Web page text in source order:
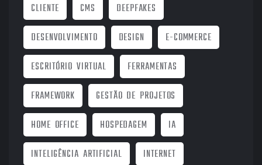
CLIENTE
CMS
DEEPFAKES
DESENVOLVIMENTO
DESIGN
E-COMMERCE
ESCRITÓRIO VIRTUAL
FERRAMENTAS
FRAMEWORK
GESTÃO DE PROJETOS
HOME OFFICE
HOSPEDAGEM
IA
INTELIGÊNCIA ARTIFICIAL
INTERNET